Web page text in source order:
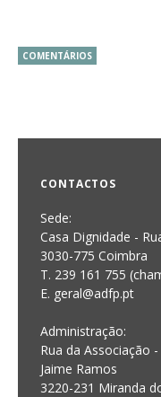
COMENTÁRIOS
CONTACTOS
Sede:
Casa Dignidade -
3030-775 Coimbra
T. 239 161 755
E. geral@adfp.pt
Administração:
Rua da Associação
Jaime Ramos
3220-231 Miranda